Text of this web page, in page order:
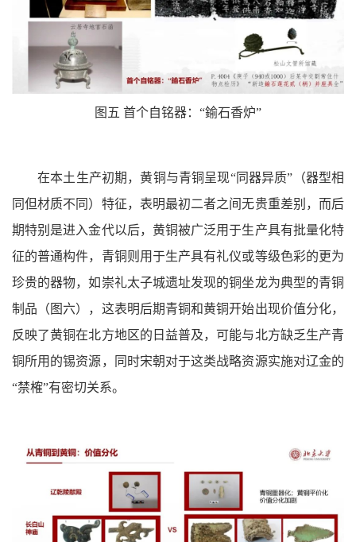
图五 首个自铭器：“鍮石香炉”
在本土生产初期，黄铜与青铜呈现“同器异质”（器型相
同但材质不同）特征，表明最初二者之间无贵重差别，而后
期特别是进入金代以后，黄铜被广泛用于生产具有批量化特
征的普通构件，青铜则用于生产具有礼仪或等级色彩的更为
珍贵的器物，如崇礼太子城遗址发现的铜坐龙为典型的青铜
制品（图六），这表明后期青铜和黄铜开始出现价值分化，
反映了黄铜在北方地区的日益普及，可能与北方缺乏生产青
铜所用的锡资源，同时宋朝对于这类战略资源实施对辽金的
“禁榷”有密切关系。